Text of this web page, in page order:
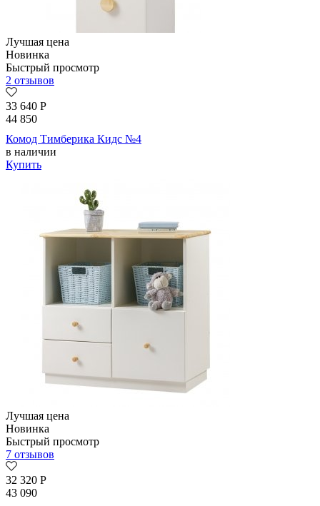
Лучшая цена
Новинка
Быстрый просмотр
2 отзывов
33 640 Р
44 850
Комод Тимберика Кидс №4
в наличии
Купить
Лучшая цена
Новинка
Быстрый просмотр
7 отзывов
32 320 Р
43 090